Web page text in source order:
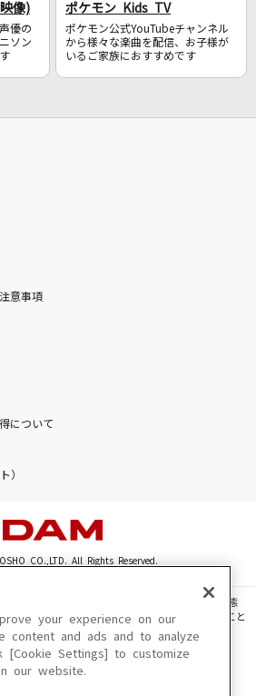
像)
優の
ソン
ポケモン Kids TV
ポケモン公式YouTubeチャンネル
から様々な楽曲を配信、お子様が
いるご家族におすすめです
意事項
について
）
CO.,LTD. All Rights Reserved.
の文章・画像・写真・動画・音声等を、手段や形態
を超えて無断で複製、転載、ファイル化などすること
りご利用いただけない場合があります。
信内容が変更になる場合があります。
your experience on our
content and ads and to analyze
[Cookie Settings] to customize
our website.